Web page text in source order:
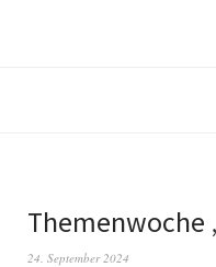
Themenwoche
24. September 2024